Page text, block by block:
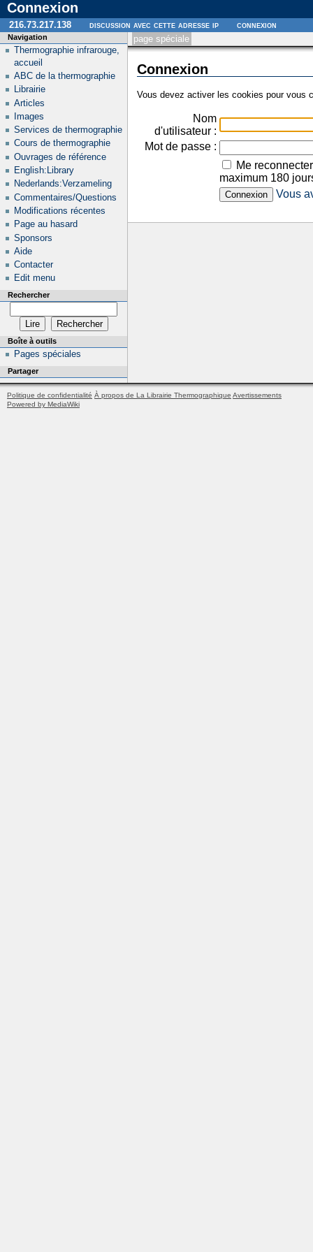
Connexion
page spéciale
Connexion
Vous devez activer les cookies pour vous
Nom
d'utilisateur :
Mot de passe :
Me
maximum 180
Vous
Navigation
Thermographie infrarouge,
accueil
ABC de la thermographie
Librairie
Articles
Images
Services de thermographie
Cours de thermographie
Ouvrages de référence
English:Library
Nederlands:Verzameling
Commentaires/Questions
Modifications récentes
Page au hasard
Sponsors
Aide
Contacter
Edit menu
Rechercher
Boîte à outils
Pages spéciales
Partager
216.73.217.138 discussion avec cette adresse ip connexion
Politique de confidentialité À propos de La Librairie Thermographique Avertissements
Powered by MediaWiki